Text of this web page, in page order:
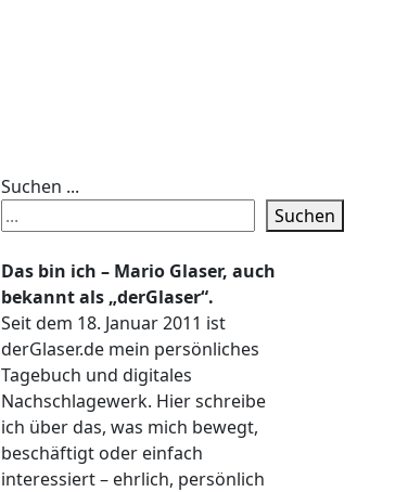
Suchen ...
Suchen
Das bin ich – Mario Glaser, auch
bekannt als „derGlaser“.
Seit dem 18. Januar 2011 ist
derGlaser.de mein persönliches
Tagebuch und digitales
Nachschlagewerk. Hier schreibe
ich über das, was mich bewegt,
beschäftigt oder einfach
interessiert – ehrlich, persönlich